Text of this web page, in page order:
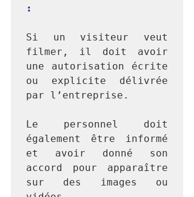
:
Si un visiteur veut
filmer, il doit avoir
une autorisation écrite
ou explicite délivrée
par l’entreprise.
Le personnel doit
également être informé
et avoir donné son
accord pour apparaître
sur des images ou